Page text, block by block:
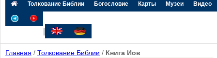
Толкование Библии Богословие Карты Музеи Видео
|
Главная / Толкование Библии / Книга Иов